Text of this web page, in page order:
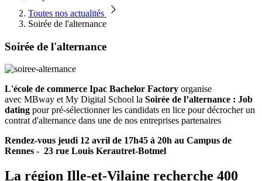
Toutes nos actualités
Soirée de l'alternance
Soirée de l'alternance
L'école de commerce Ipac Bachelor Factory organise
avec MBway et My Digital School la Soirée de l’alternance : Job
dating pour pré-sélectionner les candidats en lice pour décrocher un
contrat d'alternance dans une de nos entreprises partenaires
Rendez-vous jeudi 12 avril de 17h45 à 20h au Campus de
Rennes - 23 rue Louis Kerautret-Botmel
La région Ille-et-Vilaine recherche 400